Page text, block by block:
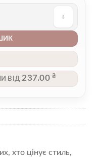
ВІД 237.00₴
хто цінує стиль,